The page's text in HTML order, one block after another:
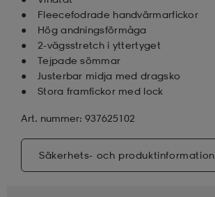
Fleecefodrade handvärmarfickor
Hög andningsförmåga
2-vägsstretch i yttertyget
Tejpade sömmar
Justerbar midja med dragsko
Stora framfickor med lock
Art. nummer: 937625102
Säkerhets- och produktinformation